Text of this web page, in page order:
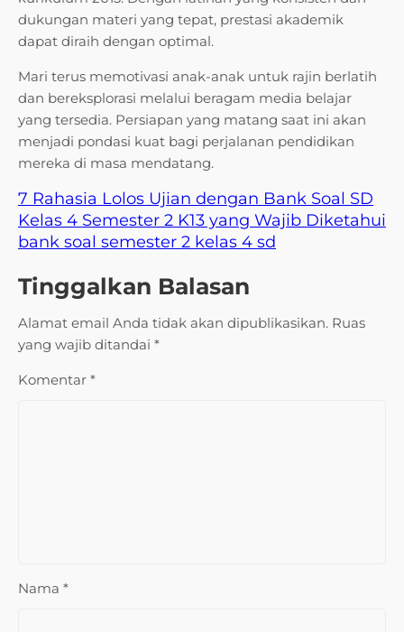
dukungan materi yang tepat, prestasi akademik
dapat diraih dengan optimal.
Mari terus memotivasi anak-anak untuk rajin berlatih
dan bereksplorasi melalui beragam media belajar
yang tersedia. Persiapan yang matang saat ini akan
menjadi pondasi kuat bagi perjalanan pendidikan
mereka di masa mendatang.
7 Rahasia Lolos Ujian dengan Bank Soal SD
Kelas 4 Semester 2 K13 yang Wajib Diketahui
bank soal semester 2 kelas 4 sd
Tinggalkan Balasan
Alamat email Anda tidak akan dipublikasikan. Ruas
yang wajib ditandai *
Komentar *
Nama *